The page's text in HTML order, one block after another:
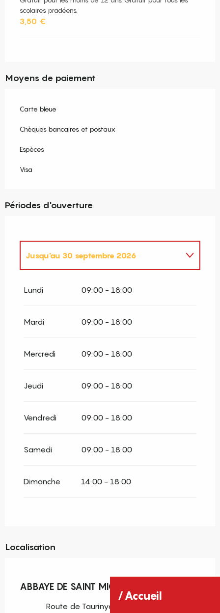
Accueil
scolaires pradéens.
3,50 €
Moyens de paiement
Carte bleue
Chèques bancaires et postaux
Espèces
Visa
Périodes d'ouverture
Jusqu'au 30 septembre 2026
Lundi 09:00 - 18:00
Mardi 09:00 - 18:00
Mercredi 09:00 - 18:00
Jeudi 09:00 - 18:00
Vendredi 09:00 - 18:00
Samedi 09:00 - 18:00
Dimanche 14:00 - 18:00
Localisation
ABBAYE DE SAINT MICHEL DE CUXA
Route de Taurinya, 66500 Codalet